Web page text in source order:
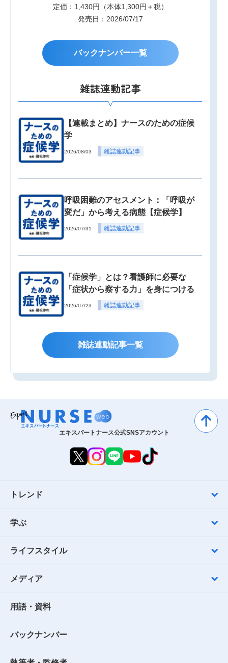
定価：1,430円（本体1,300円＋税）
発売日：2026/07/17
バックナンバー一覧
雑誌連動記事
【連載まとめ】ナースのための症候
学
2026/08/03 雑誌連動記事
呼吸困難のアセスメント：「呼吸が
変だ」から考える病態【症候学】
2026/07/31 雑誌連動記事
「症候学」とは？看護師に必要な
「症状から察する力」を身につける
2026/07/23 雑誌連動記事
雑誌連動記事一覧
エキスパートナース公式SNSアカウント
トレンド
学ぶ
ライフスタイル
メディア
用語・資料
バックナンバー